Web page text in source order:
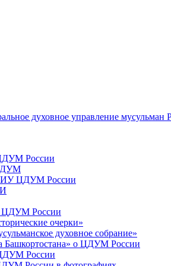
духовное управление мусульман
России
ЦДУМ России
ЦДУМ России
очерки»
духовное собрание»
Башкортостана» о ЦДУМ России
России